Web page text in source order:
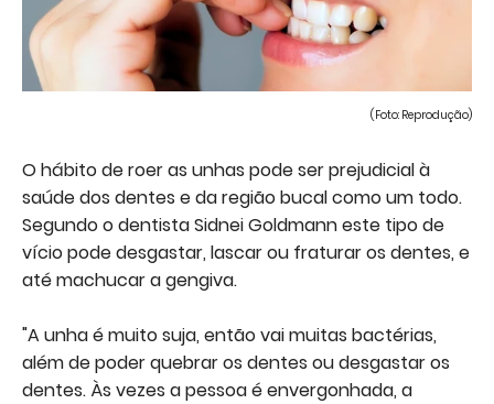
(Foto: Reprodução)
O hábito de roer as unhas pode ser prejudicial à
saúde dos dentes e da região bucal como um todo.
Segundo o dentista Sidnei Goldmann este tipo de
vício pode desgastar, lascar ou fraturar os dentes, e
até machucar a gengiva.
"A unha é muito suja, então vai muitas bactérias,
além de poder quebrar os dentes ou desgastar os
dentes. Às vezes a pessoa é envergonhada, a